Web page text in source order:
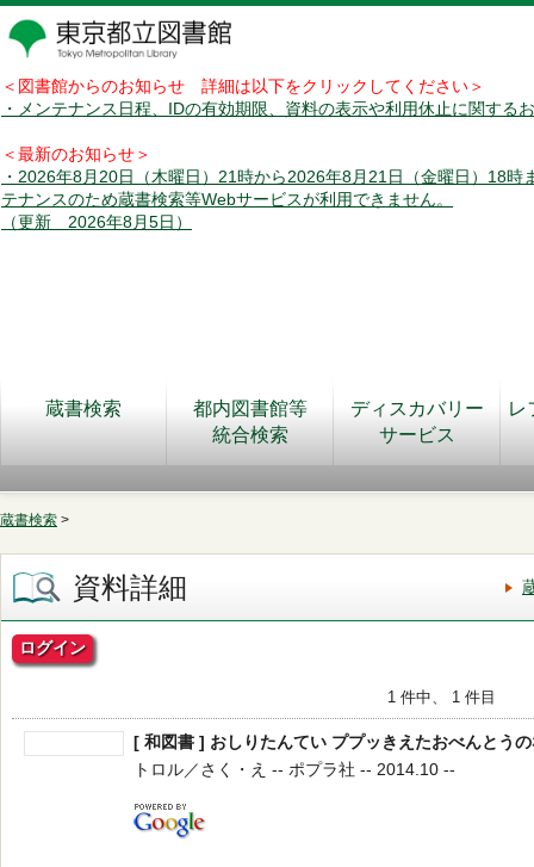
＜図書館からのお知らせ 詳細は以下をクリックしてください＞
・メンテナンス日程、IDの有効期限、資料の表示や利用休止に関する
＜最新のお知らせ＞
・2026年8月20日（木曜日）21時から2026年8月21日（金曜日）18時
テナンスのため蔵書検索等Webサービスが利用できません。
（更新 2026年8月5日）
蔵書検索
都内図書館等
統合検索
ディスカバリー
サービス
レ
蔵書検索 >
資料詳細
ログイン
1 件中、 1 件目
[ 和図書 ] おしりたんてい ププッきえたおべんとう
トロル／さく・え -- ポプラ社 -- 2014.10 --